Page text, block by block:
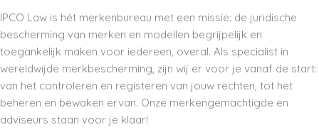
IPCO Law is hét merkenbureau met een missie: de juridische
bescherming van merken en modellen begrijpelijk en
toegankelijk maken voor iedereen, overal. Als specialist in
wereldwijde merkbescherming, zijn wij er voor je vanaf de start:
van het controleren en registeren van jouw rechten, tot het
beheren en bewaken ervan. Onze merkengemachtigde en
adviseurs staan voor je klaar!